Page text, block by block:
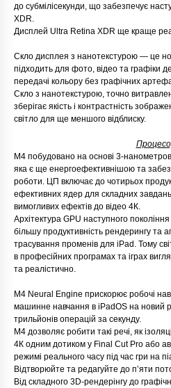
до субмілісекунди, що забезпечує
XDR.
Дисплей Ultra Retina XDR ще краще
Скло дисплея з нанотекстурою — це
підходить для фото, відео та графіки
передачі кольору без графічних
Скло з нанотекстурою, точно
зберігає якість і контрастність
світло для ще меншого відблиску.
М4 побудовано на основі 3-
яка є ще енергоефективнішою та
роботи. ЦП включає до чотирьох
ефективних ядер для складних
вимогливих ефектів до відео 4К.
Архітектура GPU наступного
більшу продуктивність рендерингу та
трасування променів для iPad. Тому
в професійних програмах та іграх
та реалістично.
M4 Neural Engine прискорює робочі
машинне навчання в iPadOS на новий
трильйонів операцій за секунду.
М4 дозволяє робити такі речі, як
4К одним дотиком у Final Cut Pro або
режимі реального часу під час гри на
Відтворюйте та редагуйте до пʼяти
Від складного 3D-рендерінгу до